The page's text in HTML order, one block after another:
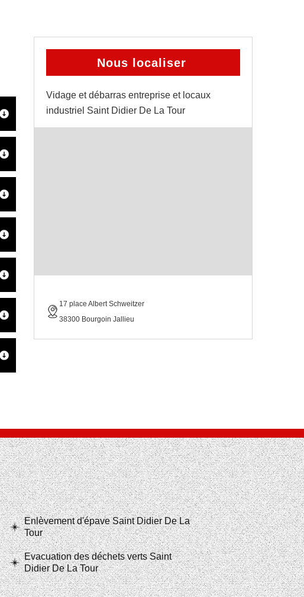
Nous localiser
Vidage et débarras entreprise et locaux
industriel Saint Didier De La Tour
17 place Albert Schweitzer
38300 Bourgoin Jallieu
Enlèvement d'épave Saint Didier De La
Tour
Evacuation des déchets verts Saint
Didier De La Tour